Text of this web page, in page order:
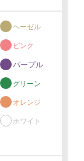
ヘーゼル
ピンク
パープル
グリーン
オレンジ
ホワイト